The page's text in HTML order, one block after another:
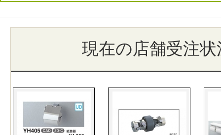
現在の店舗受注状